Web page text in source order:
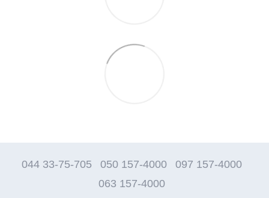
044 33-75-705 050 157-4000
097 157-4000
063 157-4000